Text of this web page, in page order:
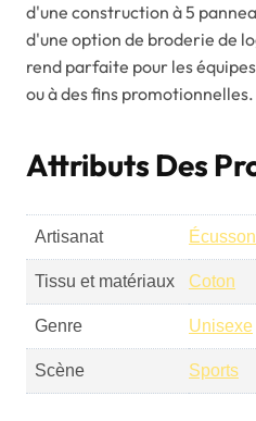
d'une construction à 5
d'une option de broderie de
rend parfaite pour les
ou à des fins promotionnelles.
Attributs Des
Artisanat
Tissu et matériaux Coton
Genre Unisexe
Scène Sports